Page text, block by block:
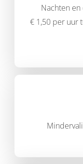
Nachten
€ 1,50 per uur